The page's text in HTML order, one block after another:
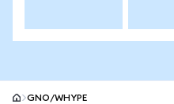
GNO/WHYPE